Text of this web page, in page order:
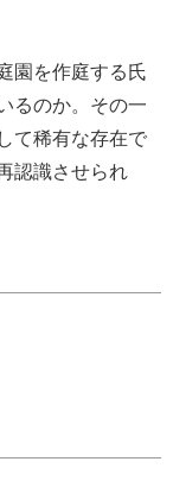
園を作庭する氏
るのか。その一
て稀有な存在で
認識させられ